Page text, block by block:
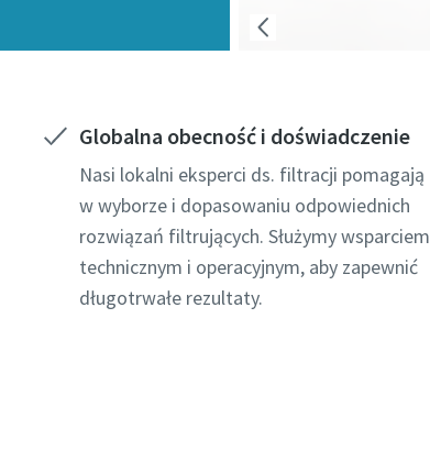
Globalna obecność i doświadczenie
Nasi lokalni eksperci ds. filtracji pomagają
w wyborze i dopasowaniu odpowiednich
rozwiązań filtrujących. Służymy wsparciem
technicznym i operacyjnym, aby zapewnić
długotrwałe rezultaty.